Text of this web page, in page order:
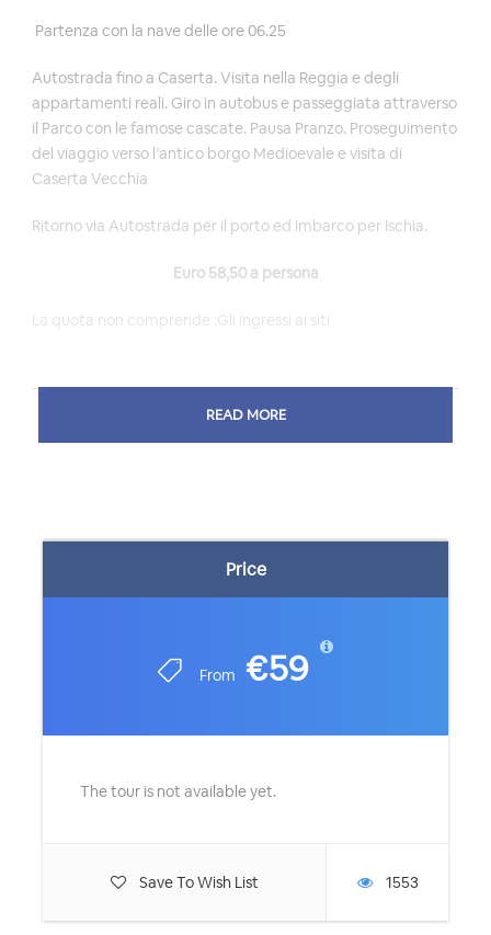
Price
From €59
The tour is not available yet.
Save To Wish List 1553
Partenza con la nave delle ore 06.25
Autostrada fino a Caserta. Visita nella Reggia e degli
appartamenti reali. Giro in autobus e passeggiata attraverso
il Parco con le famose cascate. Pausa Pranzo. Proseguimento
del viaggio verso l’antico borgo Medioevale e visita di
Caserta Vecchia
Ritorno via Autostrada per il porto ed imbarco per Ischia.
Euro 58,50 a persona
La quota non comprende :Gli ingressi ai siti
READ MORE